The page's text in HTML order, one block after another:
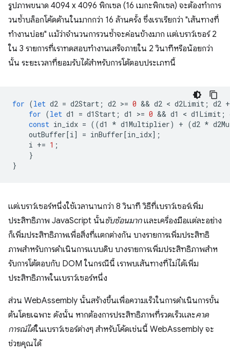
รูปภาพขนาด 4094 x 4096 พิกเซล (16 เมกะพิกเซล) จะต้องทำการ
วนซ้ำบล็อกโค้ดด้านในมากกว่า 16 ล้านครั้ง ซึ่งเราเรียกว่า "เส้นทางที่
ทำงานบ่อย" แม้ว่าจำนวนการวนซ้ำจะค่อนข้างมาก แต่เบราว์เซอร์ 2
ใน 3 รายการที่เราทดสอบทำงานเสร็จภายใน 2 วินาทีหรือน้อยกว่า
นั้น ระยะเวลาที่ยอมรับได้สำหรับการโต้ตอบประเภทนี้
for (let d2 = d2Start ; d2 >= 0 && d2 < d2Limit ; d2
for (let d1 = d1Start ; d1 >= 0 && d1 < d1Limit ;
const in_idx = ((d1 * d1Multiplier) + (d2 *
outBuffer[i] = inBuffer[in_idx];
i += 1 ;
}
}
แต่เบราว์เซอร์หนึ่งใช้เวลานานกว่า 8 วินาที วิธีที่เบราว์เซอร์เพิ่ม
ประสิทธิภาพ JavaScript นั้นซับซ้อนมากและเครื่องมือแต่ละอย่าง
ก็เพิ่มประสิทธิภาพเพื่อสิ่งที่แตกต่างกัน บางรายการเพิ่มประสิทธิ
ภาพสําหรับการดําเนินการแบบดิบ บางรายการเพิ่มประสิทธิภาพสําห
รับการโต้ตอบกับ DOM ในกรณีนี้ เราพบเส้นทางที่ไม่ได้เพิ่ม
ประสิทธิภาพในเบราว์เซอร์หนึ่ง
ส่วน WebAssembly นั้นสร้างขึ้นเพื่อความเร็วในการดำเนินการขั้น
ต้นโดยเฉพาะ ดังนั้น หากต้องการประสิทธิภาพที่รวดเร็วและคาด
การณ์ได้ในเบราว์เซอร์ต่างๆ สำหรับโค้ดเช่นนี้ WebAssembly จะ
ช่วยคุณได้